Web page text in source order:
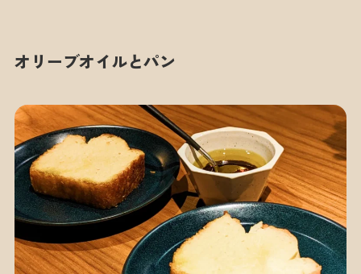
オリーブオイルとパン